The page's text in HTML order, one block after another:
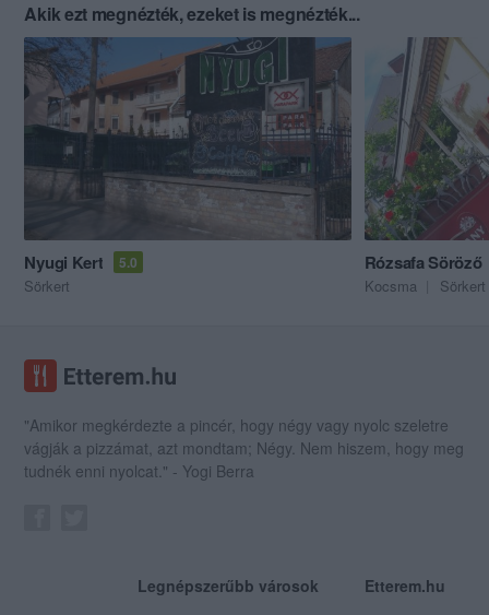
Akik ezt megnézték, ezeket is megnézték...
Nyugi Kert 5.0
Sörkert
Rózsafa Söröző
Kocsma Sörkert
"Amikor megkérdezte a pincér, hogy négy vagy nyolc szeletre
vágják a pizzámat, azt mondtam; Négy. Nem hiszem, hogy meg
tudnék enni nyolcat." - Yogi Berra
Legnépszerűbb városok Etterem.hu